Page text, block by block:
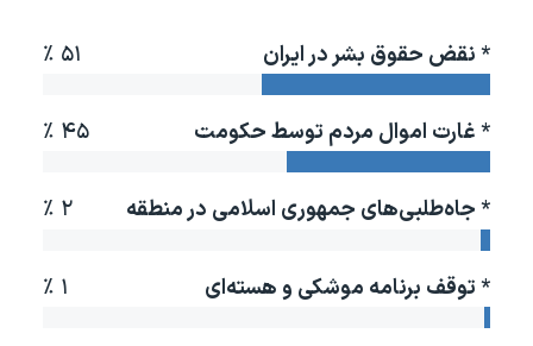
ویدیوها
حقوق شهروندی
اقتصادی
علم و فناوری
گالری عکس
بایگانی برنامه‌های تلویزیونی
انتخابات ریاست جمهوری آمریکا ۲۰۲۴
حمله جمهوری اسلامی به اسرائیل
رمز مهسا
اعتراضات زن، زندگی، آزادی
زبانهای مختلف
* نقض حقوق بشر در ایران ۵۱ ٪
* غارت اموال مردم توسط حکومت ۴۵ ٪
* جاه‌طلبی‌های جمهوری اسلامی در منطقه ۲ ٪
* توقف برنامه موشکی و هسته‌ای ۱ ٪